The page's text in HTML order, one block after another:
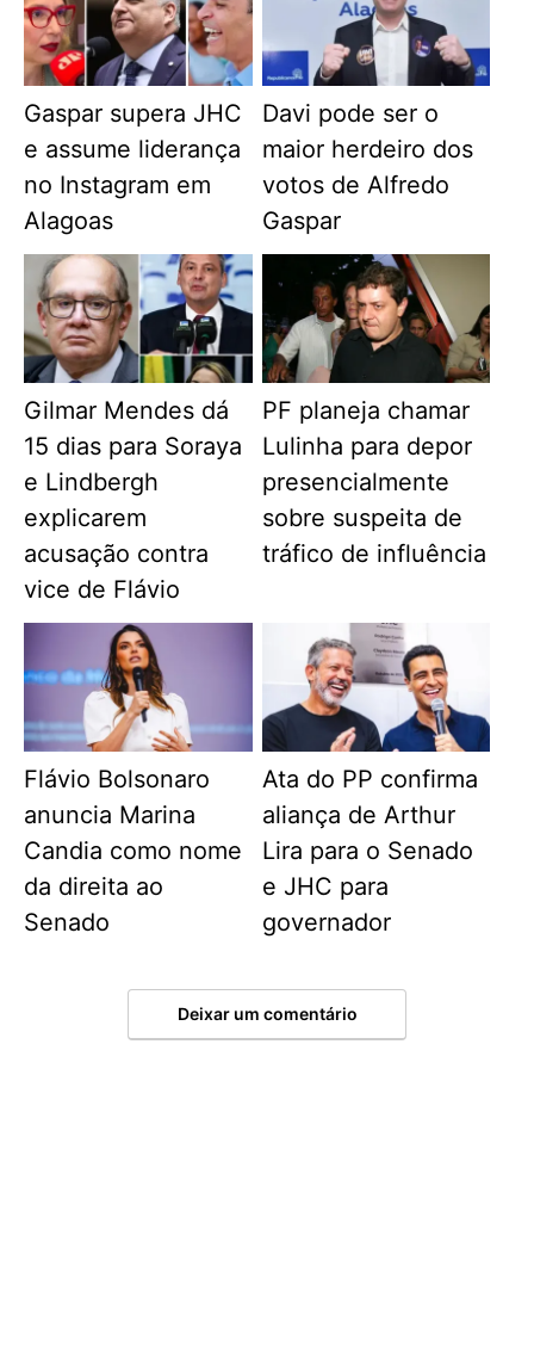
Gaspar supera JHC
e assume liderança
no Instagram em
Alagoas
Davi pode ser o
maior herdeiro dos
votos de Alfredo
Gaspar
Gilmar Mendes dá
15 dias para Soraya
e Lindbergh
explicarem
acusação contra
vice de Flávio
PF planeja chamar
Lulinha para depor
presencialmente
sobre suspeita de
tráfico de influência
Flávio Bolsonaro
anuncia Marina
Candia como nome
da direita ao
Senado
Ata do PP confirma
aliança de Arthur
Lira para o Senado
e JHC para
governador
Deixar um comentário